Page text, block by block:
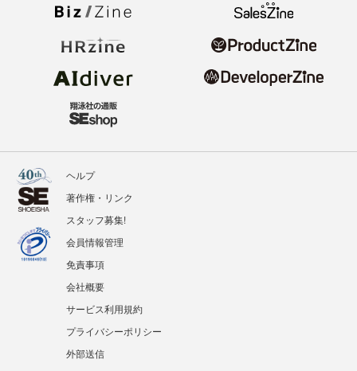
ヘルプ
著作権・リンク
スタッフ募集!
会員情報管理
免責事項
会社概要
サービス利用規約
プライバシーポリシー
外部送信